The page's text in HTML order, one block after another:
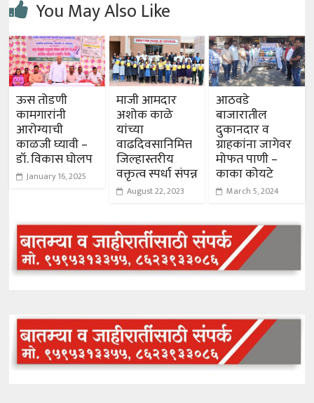
You May Also Like
ऊस तोडणी
कामगारांनी
आरोग्याची
काळजी घ्यावी –
डॉ. विकास घोलप
January 16, 2025
माजी आमदार
अशोक काळे
यांच्या
वाढदिवसानिमित्त
जिल्हास्तरीय
वक्तृत्व स्पर्धा संपन्न
August 22, 2023
आठवडे
बाजारातील
दुकानदार व
ग्राहकांना जागेवर
मोफत पाणी –
काका कोयटे
March 5, 2024